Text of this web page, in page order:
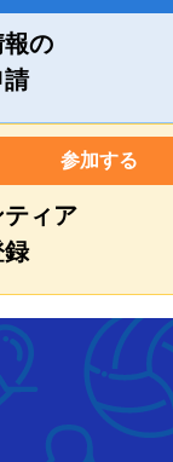
の
参加する
ィア